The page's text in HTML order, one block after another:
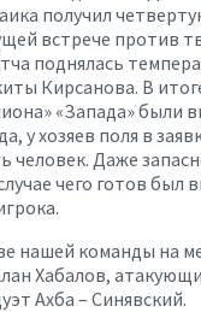
получил
встрече против
поднялась
Кирсанова. В
«Запада» были
у хозяев поля в
человек. Даже
чего готов был
нашей команды на
Хабалов,
Ахба – Синявский.